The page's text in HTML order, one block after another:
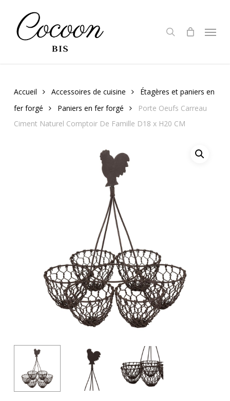
Menu
Accueil Accessoires de cuisine
Étagères et paniers en
fer forgé
Paniers en fer forgé
Porte Oeufs Carreau
Ciment Naturel Comptoir De Famille D18 x H20 CM